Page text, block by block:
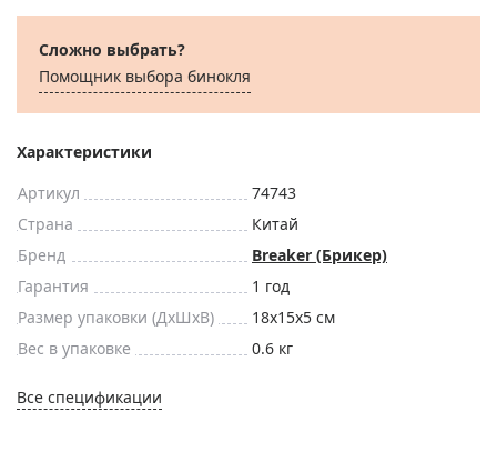
Сложно выбрать?
Помощник выбора бинокля
Характеристики
Артикул
74743
Страна
Китай
Бренд
Breaker (Брикер)
Гарантия
1 год
Размер упаковки (ДxШxВ)
18x15x5 см
Вес в упаковке
0.6 кг
Все спецификации